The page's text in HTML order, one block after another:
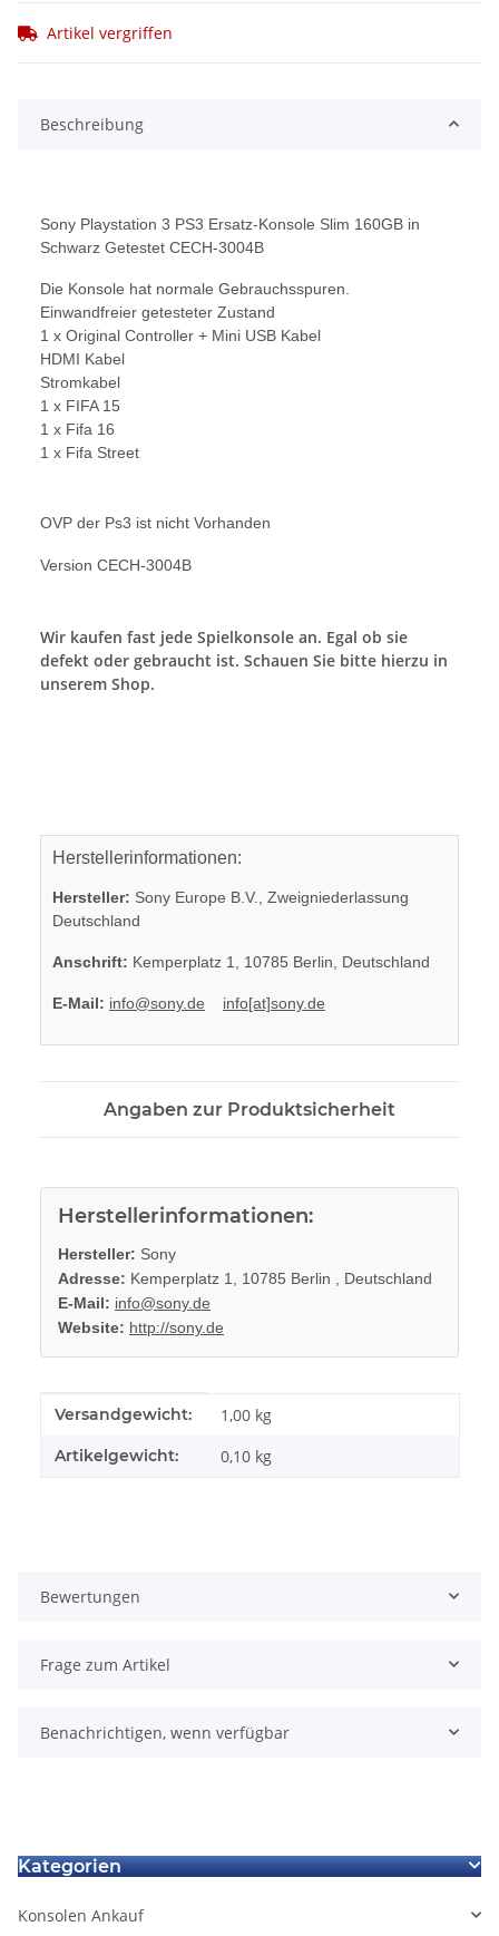
Artikel vergriffen
Beschreibung
Sony Playstation 3 PS3 Ersatz-Konsole Slim 160GB in
Schwarz Getestet CECH-3004B
Die Konsole hat normale Gebrauchsspuren.
Einwandfreier getesteter Zustand
1 x Original Controller + Mini USB Kabel
HDMI Kabel
Stromkabel
1 x FIFA 15
1 x Fifa 16
1 x Fifa Street
OVP der Ps3 ist nicht Vorhanden
Version CECH-3004B
Wir kaufen fast jede Spielkonsole an. Egal ob sie
defekt oder gebraucht ist. Schauen Sie bitte hierzu in
unserem Shop.
Herstellerinformationen:
Hersteller: Sony Europe B.V., Zweigniederlassung
Deutschland
Anschrift: Kemperplatz 1, 10785 Berlin, Deutschland
E-Mail: info@sony.de info[at]sony.de
Angaben zur Produktsicherheit
Herstellerinformationen:
Hersteller: Sony
Adresse: Kemperplatz 1, 10785 Berlin , Deutschland
E-Mail: info@sony.de
Website: http://sony.de
Produkteigenschaft
Wert
Versandgewicht: 1,00 kg
Artikelgewicht: 0,10 kg
Bewertungen
Frage zum Artikel
Benachrichtigen, wenn verfügbar
Kategorien
Konsolen Ankauf